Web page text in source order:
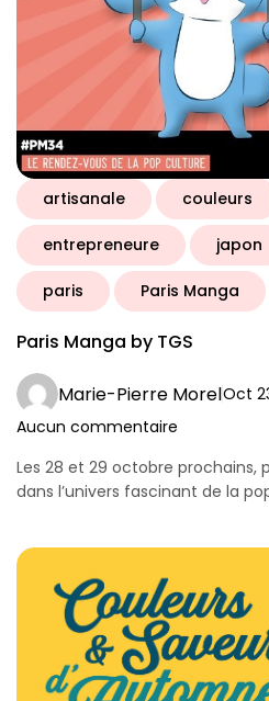
artisanale couleurs
entrepreneure japon
paris Paris Manga
Paris Manga by TGS
Marie-Pierre MorelOct
Aucun commentaire
Les 28 et 29 octobre prochains,
dans l’univers fascinant de la